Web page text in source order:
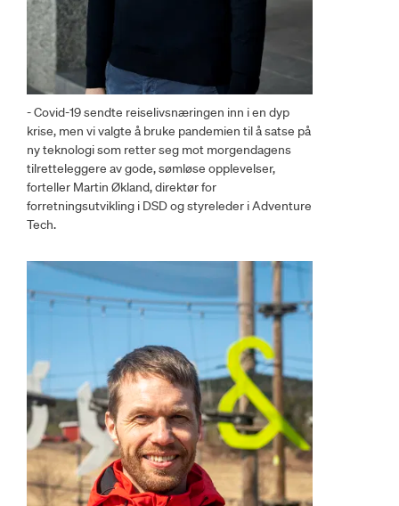
- Covid-19 sendte reiselivsnæringen inn i en dyp
krise, men vi valgte å bruke pandemien til å satse på
ny teknologi som retter seg mot morgendagens
tilretteleggere av gode, sømløse opplevelser,
forteller Martin Økland, direktør for
forretningsutvikling i DSD og styreleder i Adventure
Tech.